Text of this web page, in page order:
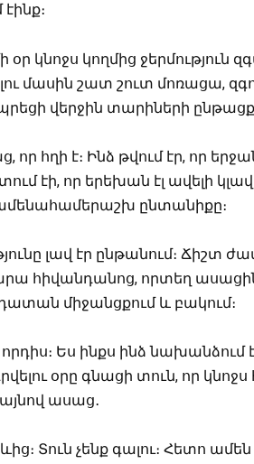
օր կնոջս կողմից ջերմություն
մասին շատ շուտ մոռացա,
վերջին տարիների
որ հղի է։ Ինձ թվում էր, որ
էի, որ երեխան էլ ավելի
ընտանիքը։
լավ էր ընթանում։ Ճիշտ
հիվանդանոց, որտեղ
միջանցքում և բակում։
Ես ինքս ինձ նախանձում
օրը գնացի տուն, որ
ասաց․
Տուն չենք գալու։ Հետո